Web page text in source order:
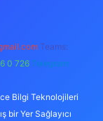
Teams:
0 726 Telegram:
Bilgi Teknolojileri
bir Yer Sağlayıcı